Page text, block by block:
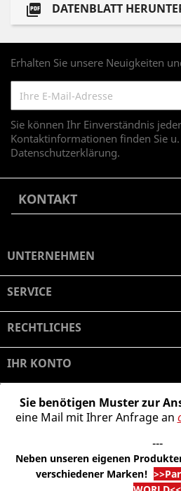
 DATENBLATT
Erhalten Sie unsere Neuigkeiten
Sie können Ihr Einverständnis
Kontaktinformationen finden Sie
Datenschutzerklärung.
KONTAKT
UNTERNEHMEN
SERVICE
RECHTLICHES
IHR KONTO
Sie benötigen Muster zur
eine Mail mit Ihrer Anfrage an
---
Neben unseren eigenen
verschiedener Marken!